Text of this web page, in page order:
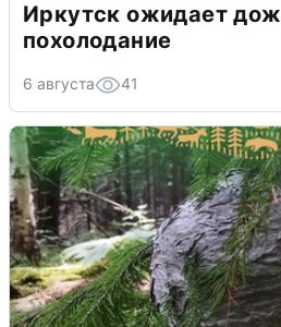
Иркутск ожидает
похолодание
6 августа 41